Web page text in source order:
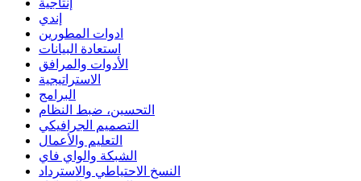
إندي
ادوات المطورين
استعادة البيانات
الأدوات والمرافق
الاستراتيجية
البرامج
التحسين، ضبط النظام
التصميم الجرافيكي
التعليم والأعمال
الشبكة والواي فاي
النسخ الاحتياطي والاسترداد